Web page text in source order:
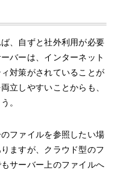
、自ずと社外利用が必要
バーは、インターネット
対策がされていることが
立しやすいことからも、
。
ファイルを参照したい場
ますが、クラウド型のフ
サーバー上のファイルへ